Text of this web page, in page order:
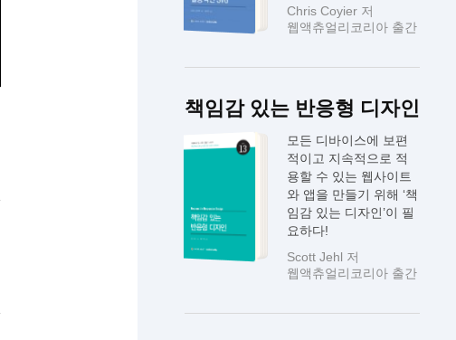
Chris Coyier 저
웹액츄얼리코리아 출간
책임감 있는 반응형 디자인
모든 디바이스에 보편
적이고 지속적으로 적
용할 수 있는 웹사이트
와 앱을 만들기 위해 ‘책
임감 있는 디자인’이 필
요하다!
Scott Jehl 저
웹액츄얼리코리아 출간